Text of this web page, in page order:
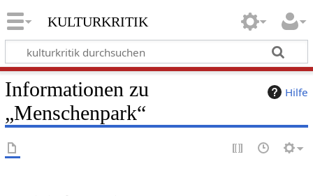
kulturkritik
Hilfe
Informationen zu
„Menschenpark“